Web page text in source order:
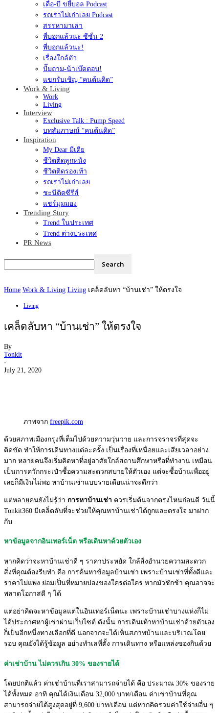
เดื่อ-บี ขยี้บอล Podcast
รถเราไม่เก่าเลย Podcast
สรรหามาเล่า
พี่บอกแล้วนะ ซีซั่น 2
พี่บอกแล้วนะ!
เรื่องใกล้ตัว
ปั๊มถาม-น้าเบ๊ดตอบ!
แขกรับเชิญ “คนต้นคิด”
Work & Living
Work
Living
Interview
Exclusive Talk : Pump Speed
บทสัมภาษณ์ “คนต้นคิด”
Inspiration
My Dear มีเดีย
ชีวิตติดลูกหนัง
ชีวิตติดรองเท้า
รถเราไม่เก่าเลย
ชะนีติดซีรีส์
แชร์มุมมอง
Trending Story
Trend ในประเทศ
Trend ต่างประเทศ
PR News
Home Work & Living Living เคล็ดลับหา “บ้านเช่า” ให้ตรงใจ
Living
เคล็ดลับหา “บ้านเช่า” ให้ตรงใจ
By
Tonkit
-
July 21, 2020
ภาพจาก freepik.com
ด้วยสภาพเมืองกรุงที่เต็มไปด้วยความวุ่นวาย และการจราจรที่สุดจะ
ติดขัด ทำให้การเดินทางแต่ละครั้ง เป็นเรื่องที่เหนื่อยและเสียเวลาอย่าง
มาก หลายคนจึงเริ่มคิดหาที่อยู่อาศัยใกล้สถานศึกษาหรือที่ทำงาน เหมือน
เป็นการควักกระเป๋าซื้อความสะดวกสบายให้ตัวเอง แต่จะซื้อบ้านเพื่ออยู่
เลยก็มีเงินไม่พอ หาบ้านเช่าแบบรายเดือนน่าจะดีกว่า
แต่หลายคนยังไม่รู้ว่า การหาบ้านเช่า ควรเริ่มต้นจากตรงไหนก่อนดี วันนี้
Tonkit360 มีเคล็ดลับที่จะช่วยให้คุณหาบ้านเช่าได้ถูกและตรงใจ มาฝาก
กัน
หาข้อมูลจากอินเทอร์เน็ต หรือเดินหาด้วยตัวเอง
หากคิดว่าจะหาบ้านเช่าดี ๆ ราคาประหยัด ใกล้สิ่งอำนวยความสะดวก
สิ่งที่คุณต้องรีบทำ คือ การค้นหาข้อมูลบ้านเช่า เพราะบ้านเช่าที่ทั้งดีและ
ราคาไม่แพง ย่อมเป็นที่หมายปองของใครต่อใคร หากมัวชักช้า คุณอาจจะ
พลาดโอกาสดี ๆ ได้
แต่อย่าคิดจะหาข้อมูลแต่ในอินเทอร์เน็ตนะ เพราะบ้านเช่าบางแห่งก็ไม่
ได้ประกาศหาผู้เช่าผ่านเว็บไซต์ ดังนั้น การเดินเท้าหาบ้านเช่าด้วยตัวเอง
ก็เป็นอีกหนึ่งทางเลือกที่ดี นอกจากจะได้เห็นสภาพบ้านและบริเวณโดย
รอบ คุณยังได้รู้ข้อมูล อย่างทำเลที่ตั้ง การเดินทาง หรือแหล่งของกินด้วย
ค่าเช่าบ้าน ไม่ควรเกิน 30% ของรายได้
โดยปกติแล้ว ค่าเช่าบ้านที่เราสามารถจ่ายได้ คือ ประมาณ 30% ของราย
ได้ทั้งหมด อาทิ คุณได้เงินเดือน 32,000 บาท/เดือน ค่าเช่าบ้านที่คุณ
สามารถจ่ายได้สูงสุดอยู่ที่ 9,600 บาท/เดือน แต่หากคิดรวมค่าใช้จ่ายอื่น ๆ